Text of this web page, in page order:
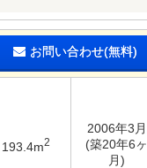
お問い合わせ(無料)
193.4m2
2006年3月
(築20年6ヶ
月)